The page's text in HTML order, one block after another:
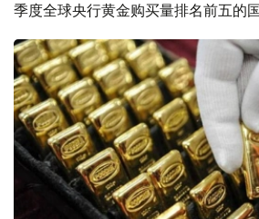
季度全球央行黄金购买量排名前五的国